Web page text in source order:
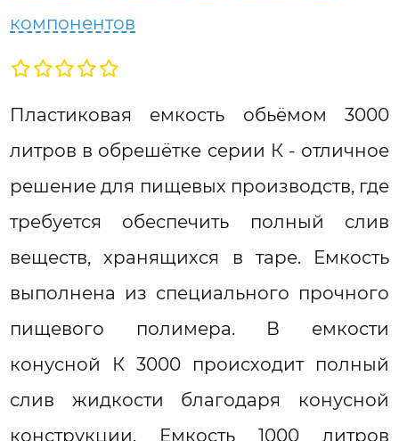
компонентов
Пластиковая емкость обьёмом 3000
литров в обрешётке серии К - отличное
решение для пищевых производств, где
требуется обеспечить полный слив
веществ, хранящихся в таре. Емкость
выполнена из специального прочного
пищевого полимера. В емкости
конусной К 3000 происходит полный
слив жидкости благодаря конусной
конструкции. Емкость 1000 литров